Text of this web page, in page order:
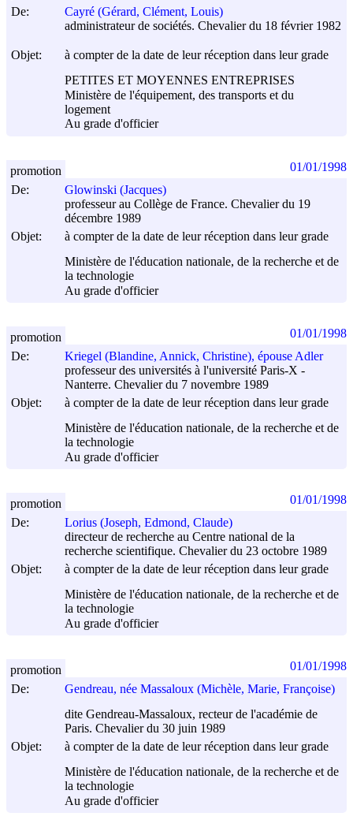
De:
Cayré (Gérard, Clément, Louis)
administrateur de sociétés. Chevalier du 18 février 1982
Objet:
à compter de la date de leur réception dans leur grade
PETITES ET MOYENNES ENTREPRISES
Ministère de l'équipement, des transports et du
logement
Au grade d'officier
De:
Glowinski (Jacques)
professeur au Collège de France. Chevalier du 19
décembre 1989
Objet:
à compter de la date de leur réception dans leur grade
Ministère de l'éducation nationale, de la recherche et de
la technologie
Au grade d'officier
promotion 01/01/1998
De:
Kriegel (Blandine, Annick, Christine), épouse Adler
professeur des universités à l'université Paris-X -
Nanterre. Chevalier du 7 novembre 1989
Objet:
à compter de la date de leur réception dans leur grade
Ministère de l'éducation nationale, de la recherche et de
la technologie
Au grade d'officier
promotion 01/01/1998
De:
Lorius (Joseph, Edmond, Claude)
directeur de recherche au Centre national de la
recherche scientifique. Chevalier du 23 octobre 1989
Objet:
à compter de la date de leur réception dans leur grade
Ministère de l'éducation nationale, de la recherche et de
la technologie
Au grade d'officier
promotion 01/01/1998
De:
Gendreau, née Massaloux (Michèle, Marie, Françoise)
dite Gendreau-Massaloux, recteur de l'académie de
Paris. Chevalier du 30 juin 1989
Objet:
à compter de la date de leur réception dans leur grade
Ministère de l'éducation nationale, de la recherche et de
la technologie
Au grade d'officier
promotion 01/01/1998